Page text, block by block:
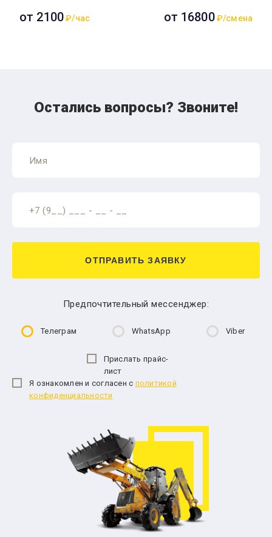
от 2100₽/час от 16800₽/смена
Остались вопросы? Звоните!
ОТПРАВИТЬ ЗАЯВКУ
Предпочтительный мессенджер:
Телеграм WhatsApp Viber
Прислать прайс-
лист
Я ознакомлен и согласен с политикой
конфиденциальности